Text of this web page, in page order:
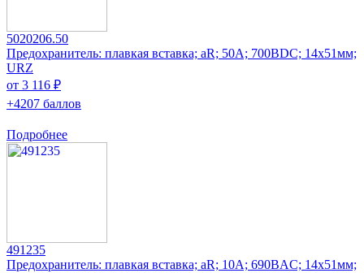
5020206.50
Предохранитель: плавкая вставка; aR; 50А; 700ВDC; 14x51мм;
URZ
от 3 116 ₽
+4207 баллов
Подробнее
491235
Предохранитель: плавкая вставка; aR; 10А; 690ВAC; 14x51мм;